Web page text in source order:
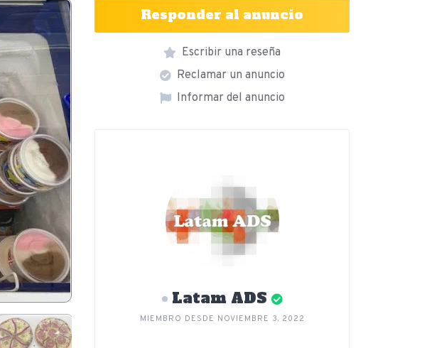
Responder al anuncio
Escribir una reseña
Reclamar un anuncio
Informar del anuncio
Latam ADS
MIEMBRO DESDE NOVIEMBRE 3, 2022